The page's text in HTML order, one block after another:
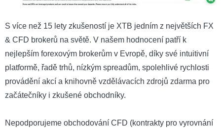
S více než 15 lety zkušeností je XTB jedním z největších FX
& CFD brokerů na světě. V našem hodnocení patří k
nejlepším forexovým brokerům v Evropě, díky své intuitivní
platformě, řadě trhů, nízkým spreadům, spolehlivé rychlosti
provádění akcí a knihovně vzdělávacích zdrojů zdarma pro
začátečníky i zkušené obchodníky.
Nepodporujeme obchodování CFD (kontrakty pro vyrovnání